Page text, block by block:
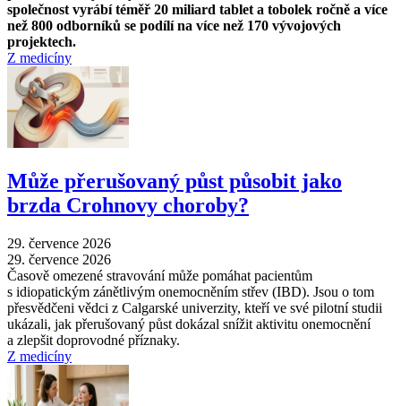
společnost vyrábí téměř 20 miliard tablet a tobolek ročně a více
než 800 odborníků se podílí na více než 170 vývojových
projektech.
Z medicíny
Může přerušovaný půst působit jako
brzda Crohnovy choroby?
29. července 2026
29. července 2026
Časově omezené stravování může pomáhat pacientům
s idiopatickým zánětlivým onemocněním střev (IBD). Jsou o tom
přesvědčeni vědci z Calgarské univerzity, kteří ve své pilotní studii
ukázali, jak přerušovaný půst dokázal snížit aktivitu onemocnění
a zlepšit doprovodné příznaky.
Z medicíny